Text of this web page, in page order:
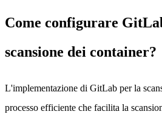
Come configurare
scansione dei container?
L'implementazione di GitLab per la
processo efficiente che facilita la